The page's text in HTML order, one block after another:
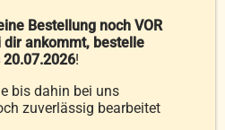
Bestellung noch VOR
dir ankommt, bestelle
!
bis dahin bei uns
zuverlässig bearbeitet